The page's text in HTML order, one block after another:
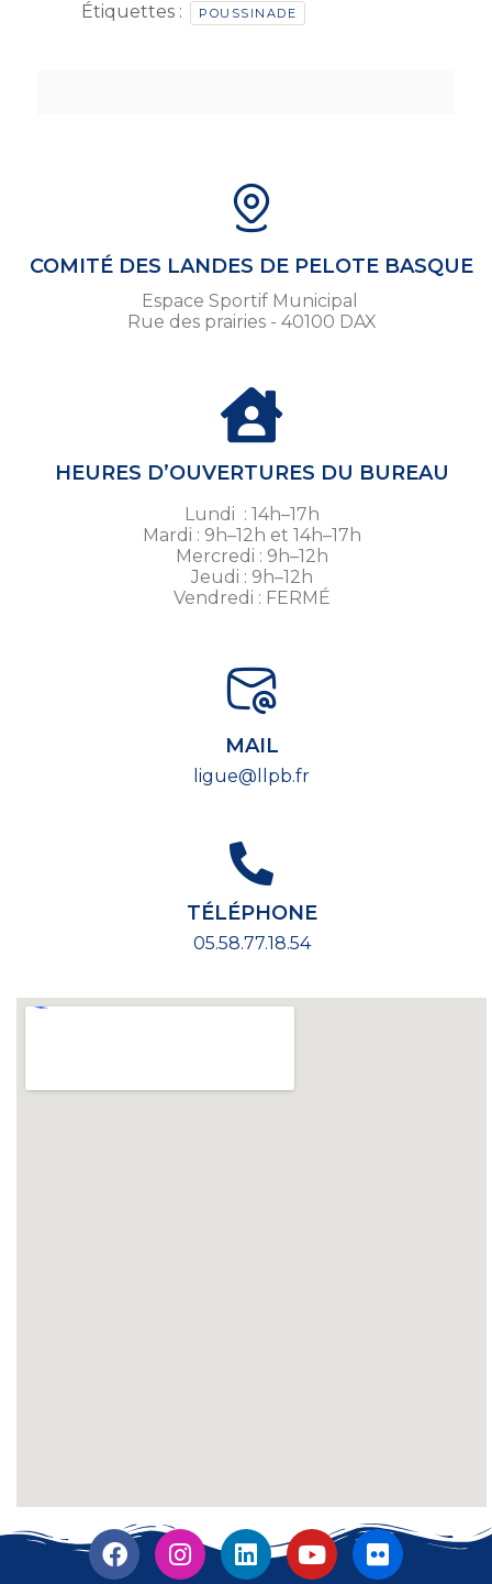
Étiquettes : POUSSINADE
COMITÉ DES LANDES DE PELOTE BASQUE
Espace Sportif Municipal
Rue des prairies - 40100 DAX
HEURES D’OUVERTURES DU BUREAU
Lundi : 14h–17h
Mardi : 9h–12h et 14h–17h
Mercredi : 9h–12h
Jeudi : 9h–12h
Vendredi : FERMÉ
MAIL
ligue@llpb.fr
TÉLÉPHONE
05.58.77.18.54